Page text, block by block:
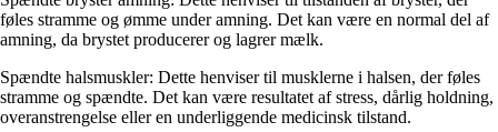
føles stramme og ømme under amning. Det kan være en normal del af
amning, da brystet producerer og lagrer mælk.
Spændte halsmuskler: Dette henviser til musklerne i halsen, der føles
stramme og spændte. Det kan være resultatet af stress, dårlig holdning,
overanstrengelse eller en underliggende medicinsk tilstand.